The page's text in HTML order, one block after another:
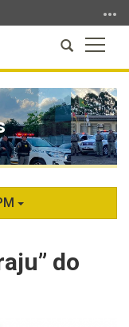
a
Abrir
a
busca
CRPM
do